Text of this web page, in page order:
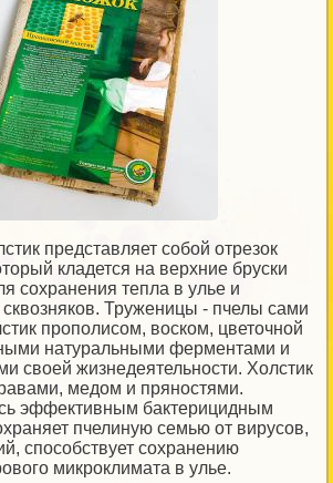
представляет собой отрезок
кладется на верхние бруски
сохранения тепла в улье и
Труженицы - пчелы сами
прополисом, воском, цветочной
натуральными ферментами и
своей жизнедеятельности. Холстик
медом и пряностями.
эффективным бактерицидным
пчелиную семью от вирусов,
способствует сохранению
микроклимата в улье.